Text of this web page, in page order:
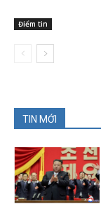
Điểm tin
TIN MỚI